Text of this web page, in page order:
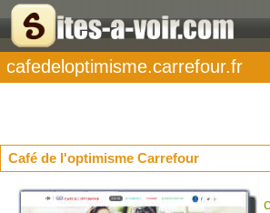
cafedeloptimisme.carrefour.fr
Café de l'optimisme Carrefour